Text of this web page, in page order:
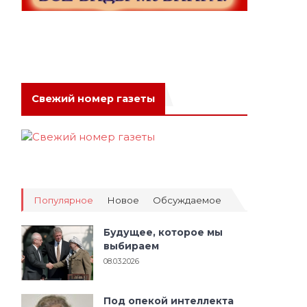
Свежий номер газеты
Популярное Новое Обсуждаемое
Будущее, которое мы
выбираем
08.03.2026
Под опекой интеллекта